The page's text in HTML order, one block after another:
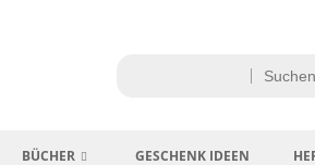
BÜCHER GESCHENK IDEEN